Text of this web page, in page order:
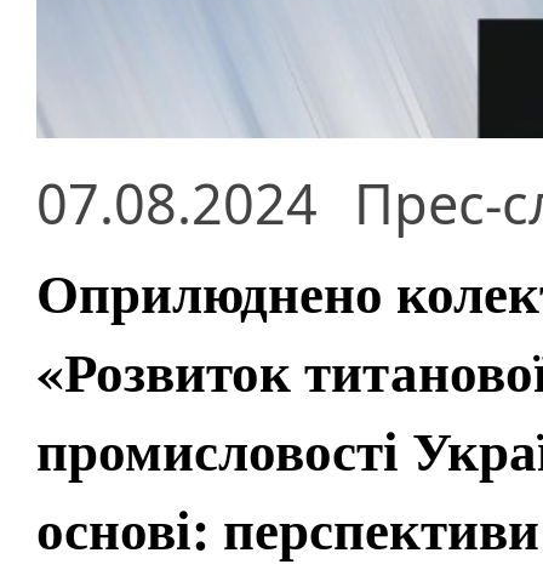
07.08.2024 Прес-
Оприлюднено
«Розвиток
промисловості
основі: